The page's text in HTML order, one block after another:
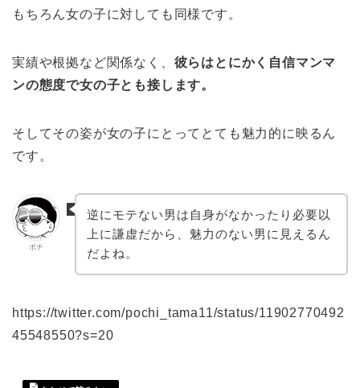
もちろん女の子に対しても同様です。
実績や根拠など関係なく、 彼らはとにかく自信マンマ
ンの態度で女の子とも接します。
そしてその姿が女の子にとってとても魅力的に映るん
です。
ポチ
逆にモテない男は自身がなかったり必要以
上に謙虚だから、魅力のない男に見えるん
だよね。
https://twitter.com/pochi_tama11/status/11902770492
45548550?s=20